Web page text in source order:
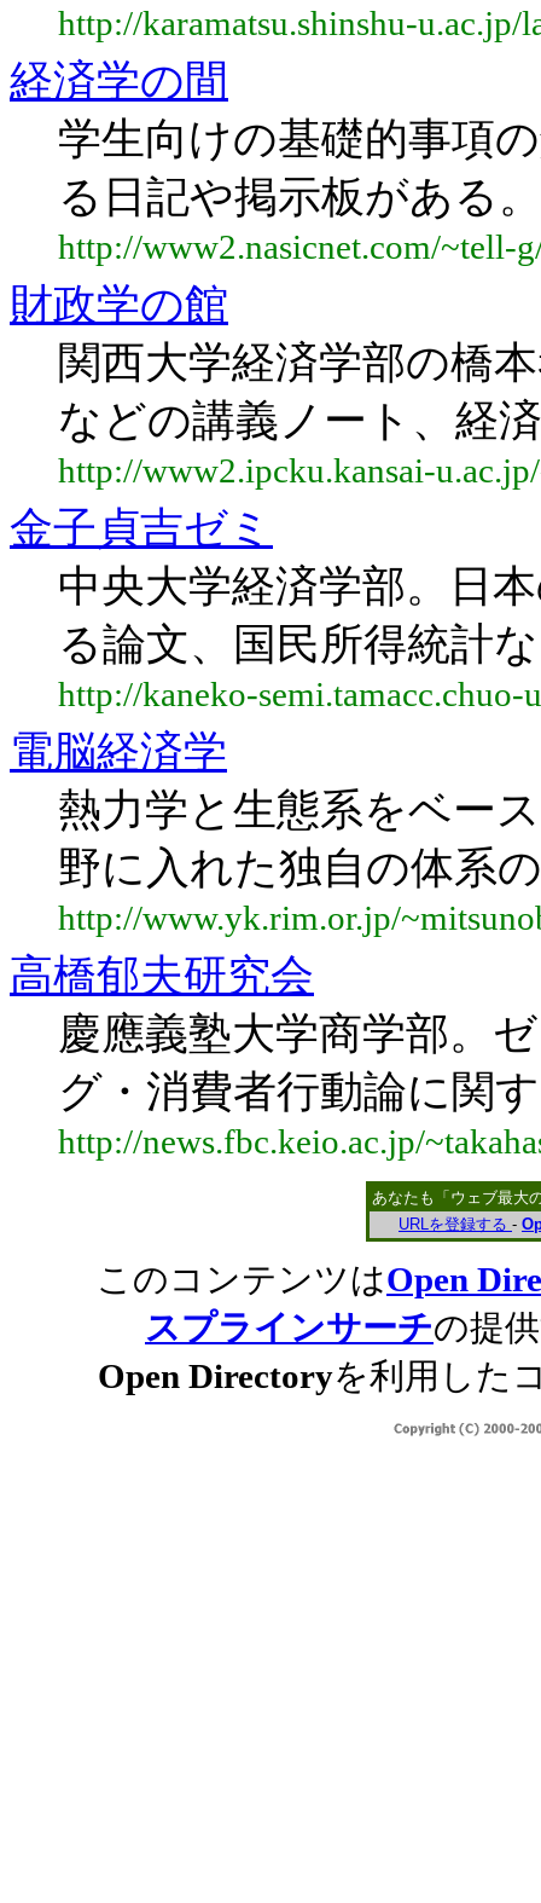
http://karamatsu.shinshu-u.ac.jp/
経済学の間
学生向けの基礎的事項
る日記や掲示板がある。
http://www2.nasicnet.com/~tell-
財政学の館
関西大学経済学部の橋
などの講義ノート、経
http://www2.ipcku.kansai-
金子貞吉ゼミ
中央大学経済学部。日
る論文、国民所得統計
http://kaneko-semi.tamacc.chuo-
電脳経済学
熱力学と生態系をベー
野に入れた独自の体系
http://www.yk.rim.or.jp/
高橋郁夫研究会
慶應義塾大学商学部。
グ・消費者行動論に関
http://news.fbc.keio.ac.jp/
あなたも「ウェブ最大
URLを登録する -
このコンテンツはOpen
スプラインサーチの提
Open Directoryを利用した